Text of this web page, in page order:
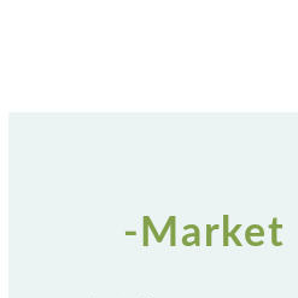
-Market